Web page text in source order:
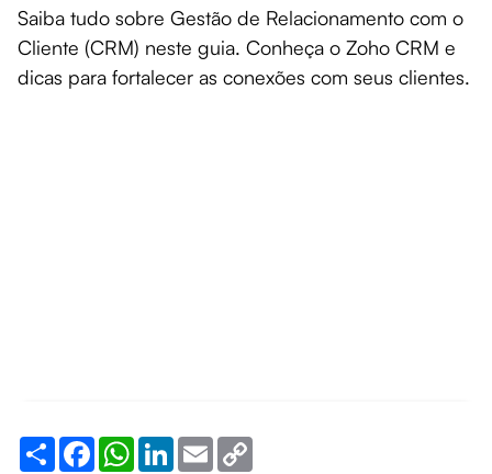
Saiba tudo sobre Gestão de Relacionamento com o
Cliente (CRM) neste guia. Conheça o Zoho CRM e
dicas para fortalecer as conexões com seus clientes.
Share FacebookWhatsApp
LinkedInEmail